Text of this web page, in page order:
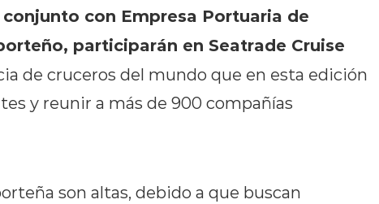
con Empresa Portuaria de
participarán en Seatrade Cruise
de cruceros del mundo que en esta edición
y reunir a más de 900 compañías
son altas, debido a que buscan